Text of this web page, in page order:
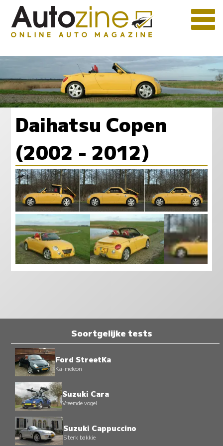
Daihatsu Copen
(2002 - 2012)
Soortgelijke tests
Ford StreetKa
Ka-meleon
Suzuki Cara
Vreemde vogel
Suzuki Cappuccino
Sterk bakkie